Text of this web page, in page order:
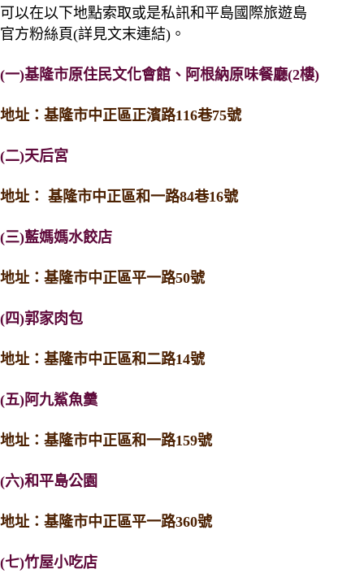
可以在以下地點索取或是私訊和平島國際旅遊島
官方粉絲頁(詳見文末連結)。
(一)基隆市原住民文化會館、阿根納原味餐廳(2樓)
地址：基隆市中正區正濱路116巷75號
(二)天后宮
地址： 基隆市中正區和一路84巷16號
(三)藍媽媽水餃店
地址：基隆市中正區平一路50號
(四)郭家肉包
地址：基隆市中正區和二路14號
(五)阿九鯊魚羹
地址：基隆市中正區和一路159號
(六)和平島公園
地址：基隆市中正區平一路360號
(七)竹屋小吃店